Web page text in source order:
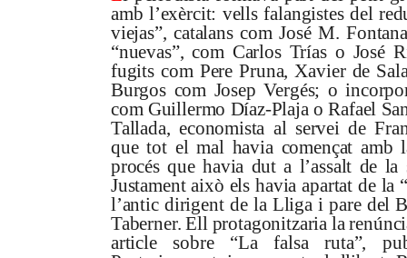
amb l’exèrcit: vells falangistes del
viejas”, catalans com José M.
“nuevas”, com Carlos Trías o José
fugits com Pere Pruna, Xavier de
Burgos com Josep Vergés; o
com Guillermo Díaz-Plaja o Rafael
Tallada, economista al servei de
que tot el mal havia començat amb
procés que havia dut a l’assalt de la
Justament això els havia apartat de la
l’antic dirigent de la Lliga i pare del
Taberner. Ell protagonitzaria la
article sobre “La falsa ruta”,